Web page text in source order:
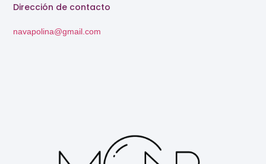
Dirección de contacto
navapolina@gmail.com